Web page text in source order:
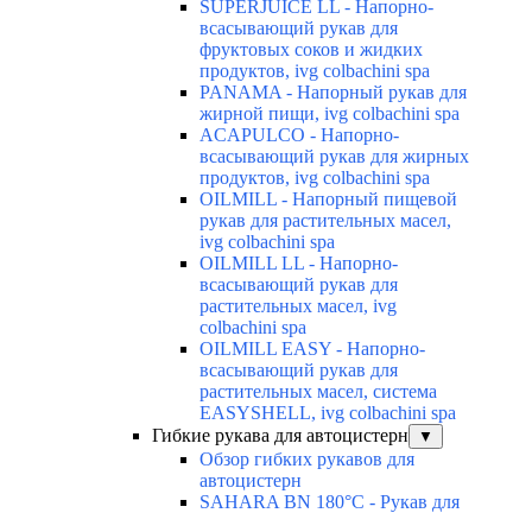
SUPERJUICE LL - Напорно-
всасывающий рукав для
фруктовых соков и жидких
продуктов, ivg colbachini spa
PANAMA - Напорный рукав для
жирной пищи, ivg colbachini spa
ACAPULCO - Напорно-
всасывающий рукав для жирных
продуктов, ivg colbachini spa
OILMILL - Напорный пищевой
рукав для растительных масел,
ivg colbachini spa
OILMILL LL - Напорно-
всасывающий рукав для
растительных масел, ivg
colbachini spa
OILMILL EASY - Напорно-
всасывающий рукав для
растительных масел, система
EASYSHELL, ivg colbachini spa
Гибкие рукава для автоцистерн
▼
Обзор гибких рукавов для
автоцистерн
SAHARA BN 180°C - Рукав для